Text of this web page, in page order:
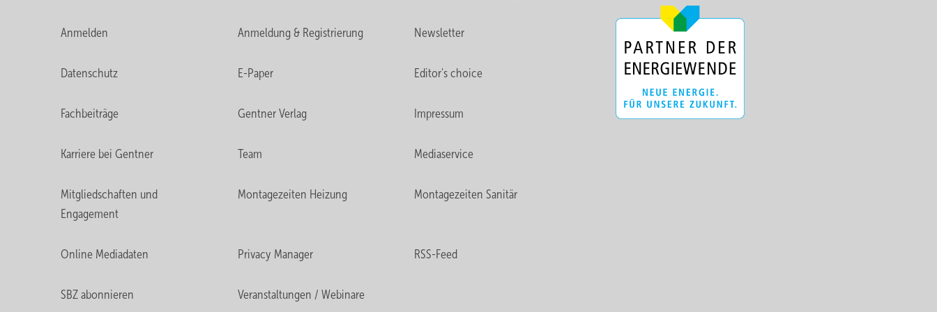
Anmelden Anmeldung & Registrierung Newsletter
Datenschutz E-Paper Editor's choice
Fachbeiträge Gentner Verlag Impressum
Karriere bei Gentner Team Mediaservice
Mitgliedschaften und
Engagement
Montagezeiten Heizung Montagezeiten Sanitär
Online Mediadaten Privacy Manager RSS-Feed
SBZ abonnieren Veranstaltungen / Webinare